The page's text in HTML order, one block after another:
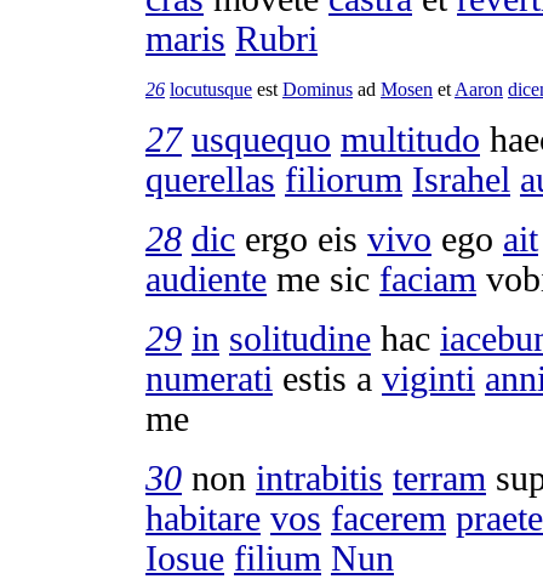
maris Rubri
26 locutusque est Dominus ad Mosen et Aaron
27 usquequo multitudo
querellas filiorum Israhel
28 dic ergo eis vivo ego ait
audiente me sic faciam
29 in solitudine hac
numerati estis a viginti
me
30 non intrabitis terram
habitare vos facerem
Iosue filium Nun